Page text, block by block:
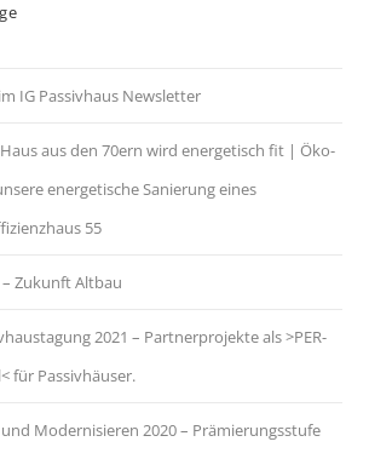
IG Passivhaus Newsletter
aus den 70ern wird energetisch fit | Öko-
energetische Sanierung eines
55
Zukunft Altbau
2021 – Part­ner­pro­jek­te als >PER-
für Pas­siv­häu­ser.
Modernisieren 2020 – Prämierungsstufe